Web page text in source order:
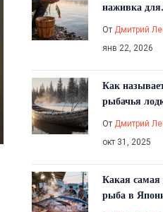
наживка для
отличия и
использовать
От Дмитрий
янв 22, 2026
Как
рыбачья
особенности
От Дмитрий
окт 31, 2025
Какая самая
рыба в